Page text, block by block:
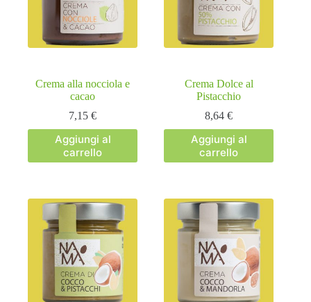
Crema alla nocciola e
cacao
7,15€
Aggiungi al
carrello
Crema Dolce al
Pistacchio
8,64€
Aggiungi al
carrello